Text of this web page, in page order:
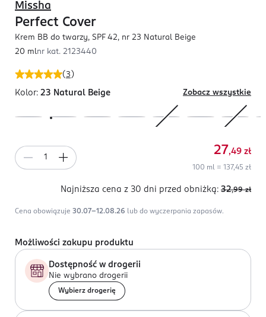
(3 )
Missha
Perfect Cover
Krem BB do twarzy, SPF 42, nr 23 Natural Beige
20 mlnr kat. 2123440
Kolor: 23 Natural Beige Zobacz wszystkie
27,49 zł
100 ml = 137,45 zł
Najniższa cena z 30 dni przed obniżką: 32,99 zł
Cena obowiązuje 30.07-12.08.26 lub do wyczerpania zapasów.
Możliwości zakupu produktu
Dostępność w drogerii
Nie wybrano drogerii
Wybierz drogerię